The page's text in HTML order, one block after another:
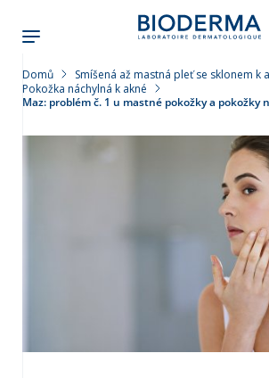
hlavnímu
obsahu
Domů
Smíšená až mastná pleť se sklonem k
Pokožka náchylná k akné
Maz: problém č. 1 u mastné pokožky a pokožky